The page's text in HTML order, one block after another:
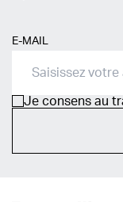
E-MAIL
Je consens au